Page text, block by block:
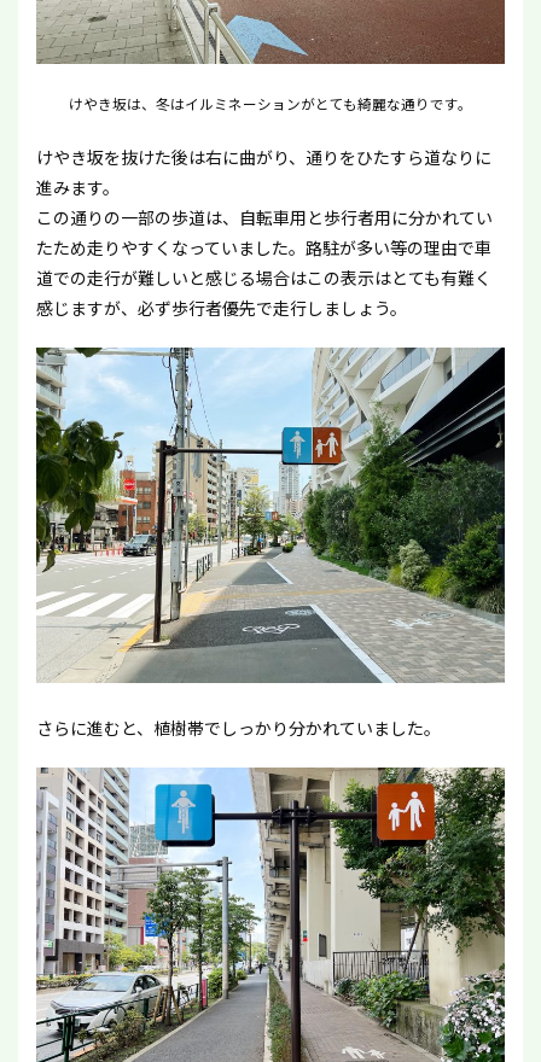
けやき坂は、冬はイルミネーションがとても綺麗な通りです。
けやき坂を抜けた後は右に曲がり、通りをひたすら道なりに
進みます。
この通りの一部の歩道は、自転車用と歩行者用に分かれてい
たため走りやすくなっていました。路駐が多い等の理由で車
道での走行が難しいと感じる場合はこの表示はとても有難く
感じますが、必ず歩行者優先で走行しましょう。
さらに進むと、植樹帯でしっかり分かれていました。